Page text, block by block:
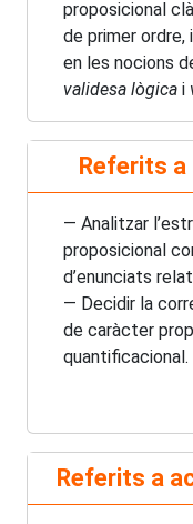
proposicional
de primer ordre,
en les nocions
validesa lògica i
Referits
— Analitzar
proposicional
d’enunciats
— Decidir la
de caràcter
quantificacional.
Referits a